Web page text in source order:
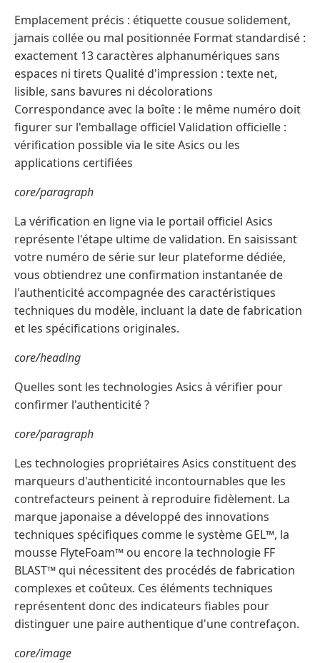
Emplacement précis : étiquette cousue solidement,
jamais collée ou mal positionnée Format standardisé :
exactement 13 caractères alphanumériques sans
espaces ni tirets Qualité d'impression : texte net,
lisible, sans bavures ni décolorations
Correspondance avec la boîte : le même numéro doit
figurer sur l'emballage officiel Validation officielle :
vérification possible via le site Asics ou les
applications certifiées
core/paragraph
La vérification en ligne via le portail officiel Asics
représente l'étape ultime de validation. En saisissant
votre numéro de série sur leur plateforme dédiée,
vous obtiendrez une confirmation instantanée de
l'authenticité accompagnée des caractéristiques
techniques du modèle, incluant la date de fabrication
et les spécifications originales.
core/heading
Quelles sont les technologies Asics à vérifier pour
confirmer l'authenticité ?
core/paragraph
Les technologies propriétaires Asics constituent des
marqueurs d'authenticité incontournables que les
contrefacteurs peinent à reproduire fidèlement. La
marque japonaise a développé des innovations
techniques spécifiques comme le système GEL™, la
mousse FlyteFoam™ ou encore la technologie FF
BLAST™ qui nécessitent des procédés de fabrication
complexes et coûteux. Ces éléments techniques
représentent donc des indicateurs fiables pour
distinguer une paire authentique d'une contrefaçon.
core/image